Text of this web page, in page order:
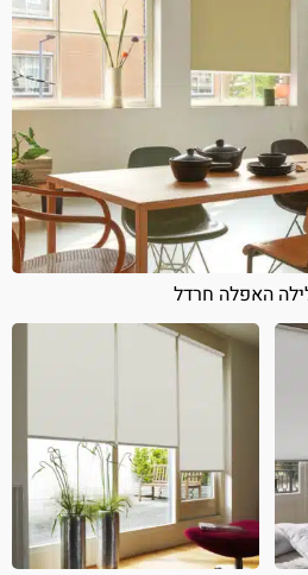
האפלה חרדל